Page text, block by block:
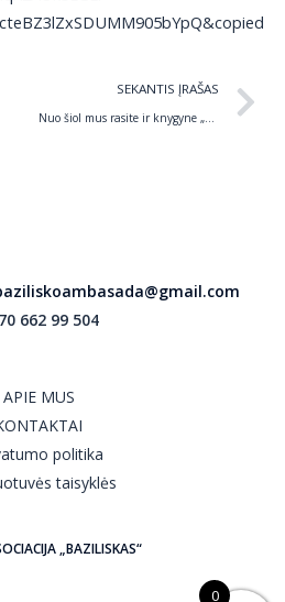
SEKANTIS ĮRAŠAS
Nuo šiol mus rasite ir knygyne „Tylos“
662 99 504
APIE MUS
politika
taisyklės
„BAZILISKAS“
0